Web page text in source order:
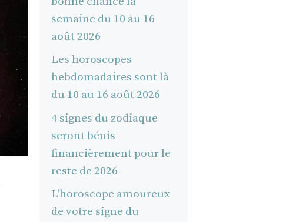
semaine du 10 au 16
août 2026
Les horoscopes
hebdomadaires sont là
du 10 au 16 août 2026
4 signes du zodiaque
seront bénis
financièrement pour le
reste de 2026
L'horoscope amoureux
de votre signe du